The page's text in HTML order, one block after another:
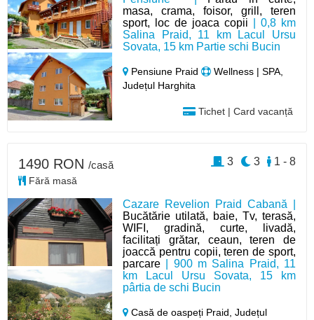
masa, crama, foisor, grill, teren
sport, loc de joaca copii | 0,8 km
Salina Praid, 11 km Lacul Ursu
Sovata, 15 km Partie schi Bucin
Pensiune Praid
Wellness | SPA,
Județul Harghita
Tichet | Card vacanță
Cazare Revelion Praid Cabană |
Bucătărie utilată, baie, Tv, terasă,
WIFI, gradină, curte, livadă,
facilitați grătar, ceaun, teren de
joaccă pentru copii, teren de sport,
parcare | 900 m Salina Praid, 11
km Lacul Ursu Sovata, 15 km
pârtia de schi Bucin
Casă de oaspeți Praid,Județul
1490 RON /casă
Fără masă
1 - 8
3
3